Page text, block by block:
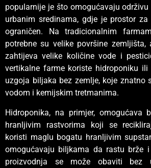
popularnije je što omogućavaju
urbanim sredinama, gdje je prostor
ograničen. Na tradicionalnim
potrebne su velike površine zemljišta,
zahtijeva velike količine vode i
vertikalne farme koriste hidroponiku ili
uzgoja biljaka bez zemlje, koje znatno
vodom i kemijskim tretmanima.
Hidroponika, na primjer, omogućava
hranljivim rastvorima koji se
koristi maglu bogatu hranljivim
omogućavaju biljkama da rastu brže
proizvodnja se može obaviti bez